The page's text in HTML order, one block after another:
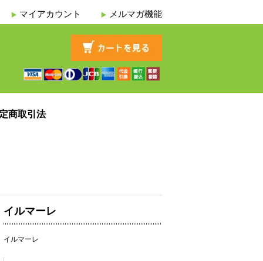
マイアカウント メルマガ機能
商取引法
イルマーレ
イルマーレ